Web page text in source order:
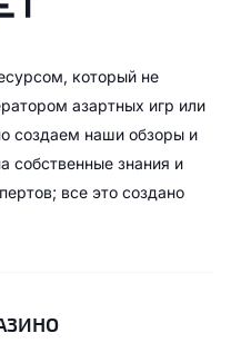
который не
азартных игр или
создаем наши обзоры и
собственные знания и
все это создано